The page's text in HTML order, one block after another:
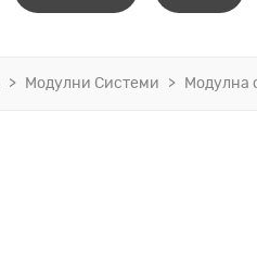
Модулни Системи Модулна